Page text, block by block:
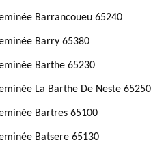
Barrancoueu 65240
Barry 65380
Barthe 65230
La Barthe De Neste 65250
Bartres 65100
Batsere 65130